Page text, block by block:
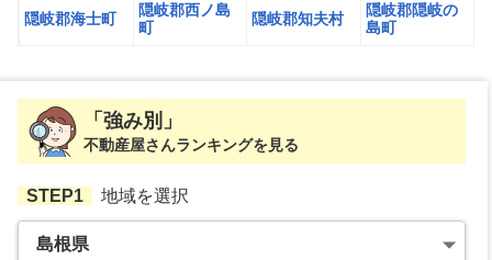
隠岐郡海士町
隠岐郡西ノ島
町
隠岐郡知夫村
隠岐郡隠岐の
島町
「強み別」
不動産屋さんランキングを見る
STEP1 地域を選択